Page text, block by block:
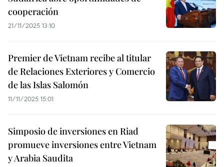
cooperación
21/11/2025 13:10
Premier de Vietnam recibe al titular
de Relaciones Exteriores y Comercio
de las Islas Salomón
11/11/2025 15:01
Simposio de inversiones en Riad
promueve inversiones entre Vietnam
y Arabia Saudita